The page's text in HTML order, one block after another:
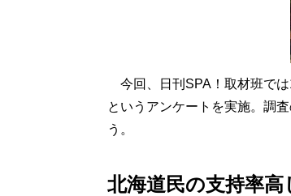
今回、日刊SPA！取材班では
というアンケートを実施。調
う。
北海道民の支持率高